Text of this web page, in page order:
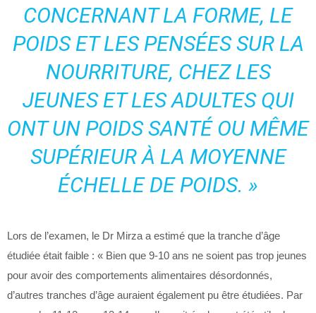
CONCERNANT LA FORME, LE
POIDS ET LES PENSÉES SUR LA
NOURRITURE, CHEZ LES
JEUNES ET LES ADULTES QUI
ONT UN POIDS SANTÉ OU MÊME
SUPÉRIEUR À LA MOYENNE
ÉCHELLE DE POIDS. »
Lors de l’examen, le Dr Mirza a estimé que la tranche d’âge
étudiée était faible : « Bien que 9-10 ans ne soient pas trop jeunes
pour avoir des comportements alimentaires désordonnés,
d’autres tranches d’âge auraient également pu être étudiées. Par